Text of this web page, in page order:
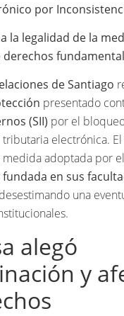
por
la legalidad de la
de Santiago
presentado
(SII) por el
electrónica.
adoptada por
en sus
una
alegó
y